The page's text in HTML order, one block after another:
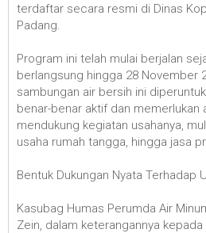
terdaftar secara resmi di Dinas
Padang.
Program ini telah mulai berjalan
berlangsung hingga 28 November
sambungan air bersih ini
benar-benar aktif dan memerlukan
mendukung kegiatan usahanya,
usaha rumah tangga, hingga jasa
Bentuk Dukungan Nyata Terhadap
Kasubag Humas Perumda Air
Zein, dalam keterangannya